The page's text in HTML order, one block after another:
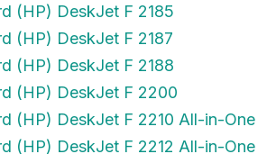
(HP) DeskJet F 2185
(HP) DeskJet F 2187
(HP) DeskJet F 2188
(HP) DeskJet F 2200
(HP) DeskJet F 2210 All-in-One
(HP) DeskJet F 2212 All-in-One